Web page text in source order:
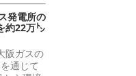
発電所の
約22万㌧
阪ガスの
通じて